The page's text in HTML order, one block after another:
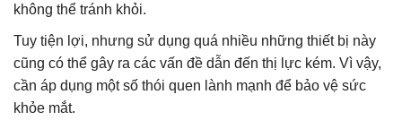
không thể tránh khỏi.
Tuy tiện lợi, nhưng sử dụng quá nhiều những thiết bị này
cũng có thể gây ra các vấn đề dẫn đến thị lực kém. Vì vậy,
cần áp dụng một số thói quen lành mạnh để bảo vệ sức
khỏe mắt.